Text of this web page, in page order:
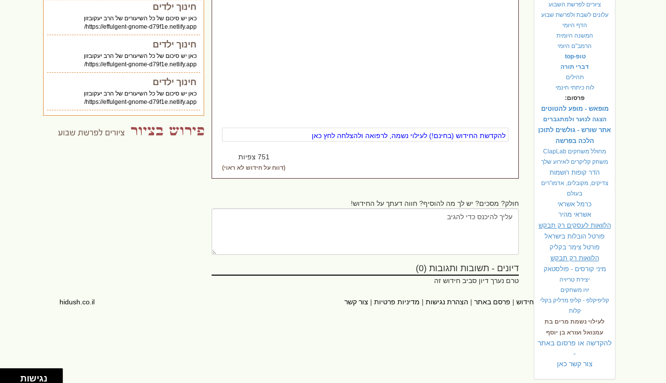
ציורים לפרשת השבוע
עלונים לשבת ולפרשת שבוע
הדף היומי
המשנה היומית
הרמב"ם היומי
טופ-top
דברי תורה
תהילים
לוח כיתתי חינמי
פרסום:
מופאש - מופע להטוטים
הצגה לנוער ולמתגברים
אתר שורש - גולשים לתוכן
הלכה בפרשה
מחולל משחקים ClapLab
משחק קליקרים לאירוע שלך
הדר קופות רושמות
צדיקים, מקובלים, אדמו"רים
בעולם
כרמל אשראי
אשראי מהיר
הלוואות לעסקים רק תבקש
פורטל הובלות בישראל
פורטל צימר בקליק
הלוואות רק תבקש
מיני קורסים - פולסטאק
יצירת טריויה
יויו משחקים
קליפיקלפ - קליפ מדליק בקלי
קלות
לעילוי נשמת מרים בת
עמנואל ועזרא בן יוסף
להקדשה או פרסום באתר
-
צור קשר כאן
להקדשת החידוש (בחינם!) לעילוי נשמה, לרפואה ולהצלחה לחץ כאן
751 צפיות
(דווח על חידוש לא ראוי)
חולק? מסכים? יש לך מה להוסיף? חווה דעתך על החידוש!
דיונים - תשובות ותגובות (0)
טרם נערך דיון סביב חידוש זה
חינוך ילדים
כאן יש סיכום של כל השיעורים של הרב יעקובזון
https://effulgent-gnome-d79f1e.netlify.app/
חינוך ילדים
כאן יש סיכום של כל השיעורים של הרב יעקובזון
https://effulgent-gnome-d79f1e.netlify.app/
חינוך ילדים
כאן יש סיכום של כל השיעורים של הרב יעקובזון
https://effulgent-gnome-d79f1e.netlify.app/
ראשי|אתרי עזר|אודות חידוש | פרסם באתר | הצהרת נגישות | מדיניות פרטיות | צור קשר hidush.co.il
נגישות